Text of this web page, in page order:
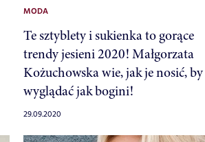
MODA
Te sztyblety i sukienka to gorące
trendy jesieni 2020! Małgorzata
Kożuchowska wie, jak je nosić, by
wyglądać jak bogini!
29.09.2020